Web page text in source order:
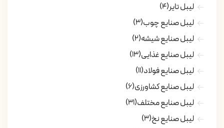
لیبل تایر(4)
لیبل صنایع چوب(3)
لیبل صنایع شیشه(2)
لیبل صنایع غذایی(13)
لیبل صنایع فولاد(11)
لیبل صنایع کشاورزی(6)
لیبل صنایع مختلف(31)
لیبل صنایع نخ(3)